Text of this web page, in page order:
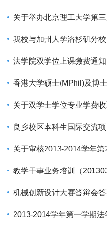
法学院双学位上课缴费通知
关于双学士学位专业学费
良乡校区本科生国际交流
教学干事业务培训（201303